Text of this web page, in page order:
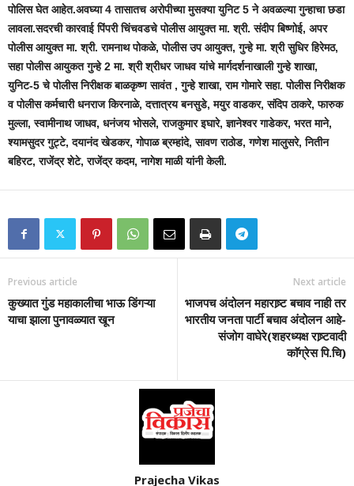
पोलिस घेत आहेत.अवघ्या 4 तासातच अरोपीच्या मुसक्या युनिट 5 ने अवळल्या गुन्हाचा छडा
लावला.सदरची कारवाई पिंपरी चिंचवडचे पोलीस आयुक्त मा. श्री. संदीप बिष्णोई, अपर
पोलीस आयुक्त मा. श्री. रामनाथ पोकळे, पोलीस उप आयुक्त, गुन्हे मा. श्री सुधिर हिरेमठ,
सहा पोलीस आयुकत गुन्हे 2 मा. श्री श्रीधर जाधव यांचे मार्गदर्शनाखाली गुन्हे शाखा,
युनिट-5 चे पोलीस निरीक्षक बाळकृष्ण सावंत , गुन्हे शाखा, राम गोमारे सहा. पोलीस निरीक्षक
व पोलीस कर्मचारी धनराज किरनाळे, दत्तात्रय बनसुडे, मयुर वाडकर, संदिप ठाकरे, फारुक
मुल्ला, स्वामीनाथ जाधव, धनंजय भोसले, राजकुमार इघारे, ज्ञानेश्वर गाडेकर, भरत माने,
श्यामसुदर गुट्टे, दयानंद खेडकर, गोपाळ ब्रम्हांदे, सावण राठोड, गणेश मालुसरे, नितीन
बहिरट, राजेंद्र शेटे, राजेंद्र कदम, नागेश माळी यांनी केली.
Previous article
कुख्यात गुंड महाकालीचा भाऊ डिंगऱ्या
याचा झाला पुनावळ्यात खून
Next article
भाजपच अंदोलन महाराष्र्ट बचाव नाही तर
भारतीय जनता पार्टी बचाव अंदोलन आहे-
संजोग वाघेरे(शहरध्यक्ष राष्र्टवादी
काॅग्रेस पि.चि)
Prajecha Vikas